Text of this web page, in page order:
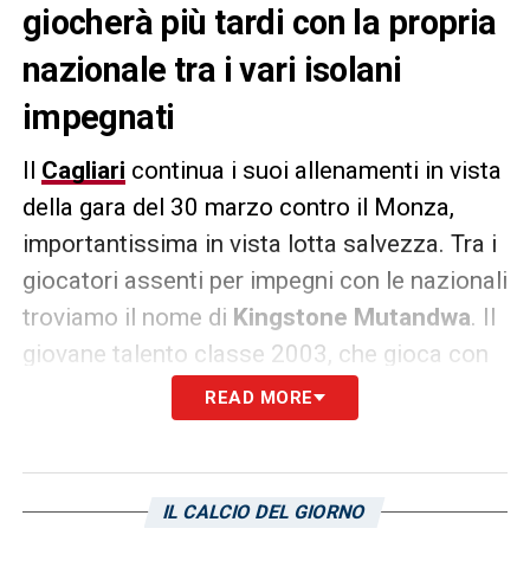
giocherà più tardi con la propria
nazionale tra i vari isolani
impegnati
Il Cagliari continua i suoi allenamenti in vista
della gara del 30 marzo contro il Monza,
importantissima in vista lotta salvezza. Tra i
giocatori assenti per impegni con le nazionali
troviamo il nome di Kingstone Mutandwa. Il
giovane talento classe 2003, che gioca con
, sarà il giocatore degli isolani a
scendere in campo più tardi di tutti, infatti il
alle 18, contro laRussia. Vedremo se sarà
READ MORE
IL CALCIO DEL GIORNO